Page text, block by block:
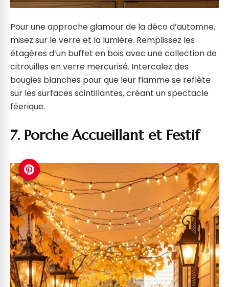
Pour une approche glamour de la déco d’automne,
misez sur le verre et la lumière. Remplissez les
étagères d’un buffet en bois avec une collection de
citrouilles en verre mercurisé. Intercalez des
bougies blanches pour que leur flamme se reflète
sur les surfaces scintillantes, créant un spectacle
féerique.
7. Porche Accueillant et Festif